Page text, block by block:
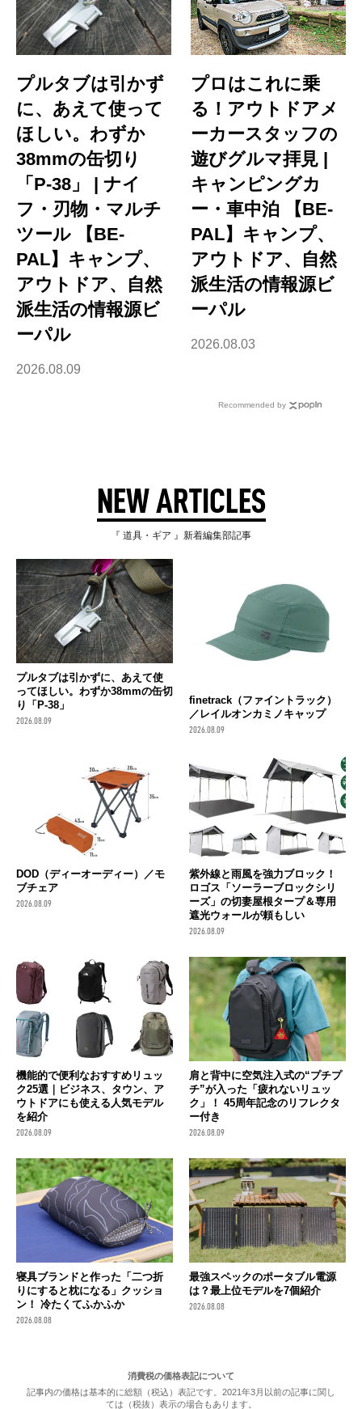
プルタブは引かず
に、あえて使って
ほしい。わずか
38mmの缶切り
「P-38」 | ナイ
フ・刃物・マルチ
ツール 【BE-
PAL】キャンプ、
アウトドア、自然
派生活の情報源ビ
ーパル
2026.08.09
プロはこれに乗
る！アウトドアメ
ーカースタッフの
遊びグルマ拝見 |
キャンピングカ
ー・車中泊 【BE-
PAL】キャンプ、
アウトドア、自然
派生活の情報源ビ
ーパル
2026.08.03
Recommended by
NEW ARTICLES
『 道具・ギア 』新着編集部記事
プルタブは引かずに、あえて使
ってほしい。わずか38mmの缶切
り「P-38」
2026.08.09
finetrack（ファイントラック）
／レイルオンカミノキャップ
2026.08.09
DOD（ディーオーディー）／モ
ブチェア
2026.08.09
紫外線と雨風を強力ブロック！
ロゴス「ソーラーブロックシリ
ーズ」の切妻屋根タープ＆専用
遮光ウォールが頼もしい
2026.08.09
機能的で便利なおすすめリュッ
ク25選｜ビジネス、タウン、ア
ウトドアにも使える人気モデル
を紹介
2026.08.09
肩と背中に空気注入式の“プチプ
チ”が入った「疲れないリュッ
ク」！ 45周年記念のリフレクタ
ー付き
2026.08.09
寝具ブランドと作った「二つ折
りにすると枕になる」クッショ
ン！ 冷たくてふかふか
2026.08.08
最強スペックのポータブル電源
は？最上位モデルを7個紹介
2026.08.08
消費税の価格表記について
記事内の価格は基本的に総額（税込）表記です。2021年3月以前の記事に関し
ては（税抜）表示の場合もあります。